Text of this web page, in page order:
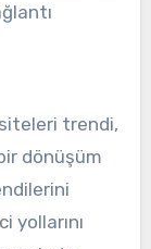
trendi,
dönüşüm
yollarını